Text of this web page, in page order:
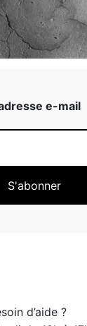
e-mail
d’aide ?